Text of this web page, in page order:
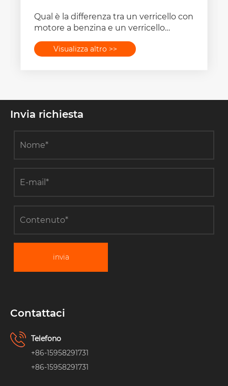
Quali sono le considerazioni ambientali
quando si utilizza un rullo tiracavi?
Visualizza altro >>
Invia richiesta
invia
Contattaci
Telefono
+86-15958291731
+86-15958291731